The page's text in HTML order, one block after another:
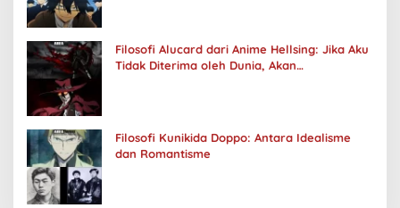
Filosofi Alucard dari Anime Hellsing: Jika Aku
Tidak Diterima oleh Dunia, Akan
Filosofi Kunikida Doppo: Antara Idealisme
dan Romantisme